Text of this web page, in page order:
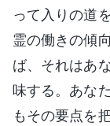
って入りの道
霊の働きの傾
ば、それはあ
味する。あな
もその要点を